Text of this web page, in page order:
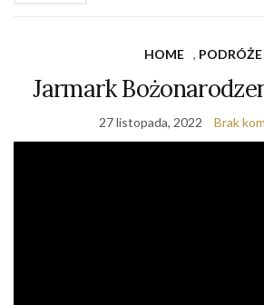
HOME , PODRÓŻE
Jarmark
27 listopada, 2022 Brak